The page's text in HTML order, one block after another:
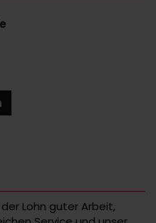
Lohn guter Arbeit,